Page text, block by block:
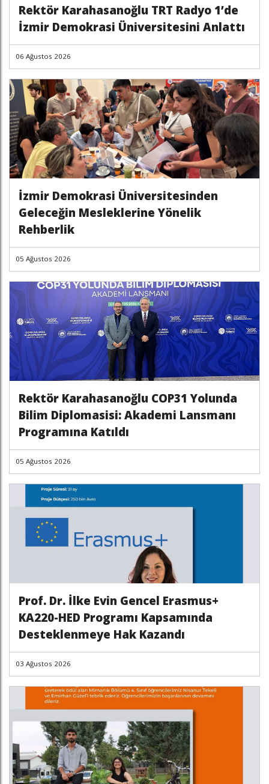
Rektör Karahasanoğlu TRT Radyo 1’de
İzmir Demokrasi Üniversitesini Anlattı
06 Ağustos 2026
İzmir Demokrasi Üniversitesinden
Geleceğin Mesleklerine Yönelik
Rehberlik
05 Ağustos 2026
Rektör Karahasanoğlu COP31 Yolunda
Bilim Diplomasisi: Akademi Lansmanı
Programına Katıldı
05 Ağustos 2026
Prof. Dr. İlke Evin Gencel Erasmus+
KA220-HED Programı Kapsamında
Desteklenmeye Hak Kazandı
03 Ağustos 2026